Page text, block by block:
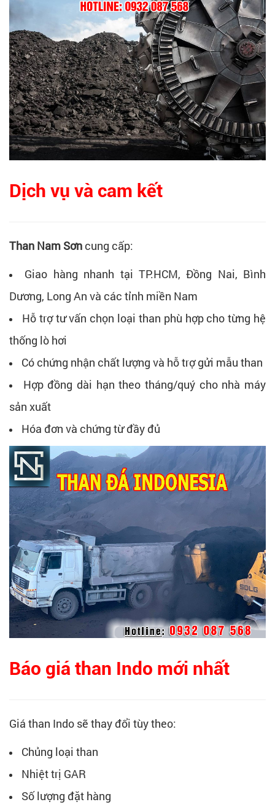
Dịch vụ và cam kết
Than Nam Sơncung cấp:
Giao hàng nhanh tại TP.HCM, Đồng Nai, Bình
Dương, Long An và các tỉnh miền Nam
Hỗ trợ tư vấn chọn loại than phù hợp cho từng hệ
thống lò hơi
Có chứng nhận chất lượng và hỗ trợ gửi mẫu than
Hợp đồng dài hạn theo tháng/quý cho nhà máy
sản xuất
Hóa đơn và chứng từ đầy đủ
Báo giá than Indo mới nhất
Giá than Indo sẽ thay đổi tùy theo:
Chủng loại than
Nhiệt trị GAR
Số lượng đặt hàng